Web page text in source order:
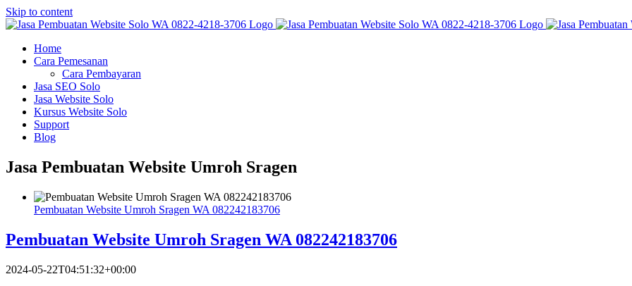
Skip to content
Home
Cara Pemesanan
Cara Pembayaran
Jasa SEO Solo
Jasa Website Solo
Kursus Website Solo
Support
Blog
Jasa Pembuatan Website Umroh Sragen
Pembuatan Website Umroh Sragen WA 082242183706
Pembuatan Website Umroh Sragen WA 082242183706
2024-05-22T04:51:32+00:00